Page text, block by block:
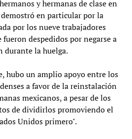
y hermanas de clase en
en particular por la
por los nueve trabajadores
despedidos por negarse a
durante la huelga.
hubo un amplio apoyo entre los
a favor de la reinstalación
mexicanos, a pesar de los
de dividirlos promoviendo el
Unidos primero".